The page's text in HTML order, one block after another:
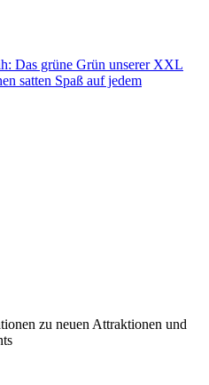
Das grüne Grün unserer XXL
satten Spaß auf jedem
zu neuen Attraktionen und